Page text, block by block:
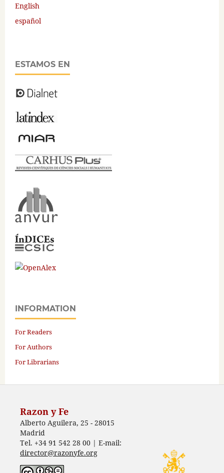
English
español
ESTAMOS EN
INFORMATION
For Readers
For Authors
For Librarians
Razon y Fe
Alberto Aguilera, 25 - 28015
Madrid
Tel. +34 91 542 28 00 | E-mail:
director@razonyfe.org